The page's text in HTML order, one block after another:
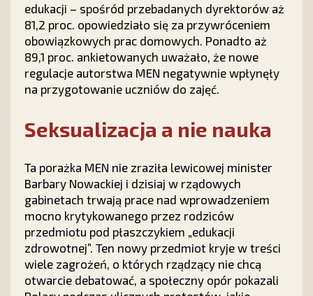
edukacji – spośród przebadanych dyrektorów aż
81,2 proc. opowiedziało się za przywróceniem
obowiązkowych prac domowych. Ponadto aż
89,1 proc. ankietowanych uważało, że nowe
regulacje autorstwa MEN negatywnie wpłynęły
na przygotowanie uczniów do zajęć.
Seksualizacja a nie nauka
Ta porażka MEN nie zraziła lewicowej minister
Barbary Nowackiej i dzisiaj w rządowych
gabinetach trwają prace nad wprowadzeniem
mocno krytykowanego przez rodziców
przedmiotu pod płaszczykiem „edukacji
zdrowotnej”. Ten nowy przedmiot kryje w treści
wiele zagrożeń, o których rządzący nie chcą
otwarcie debatować, a społeczny opór pokazali